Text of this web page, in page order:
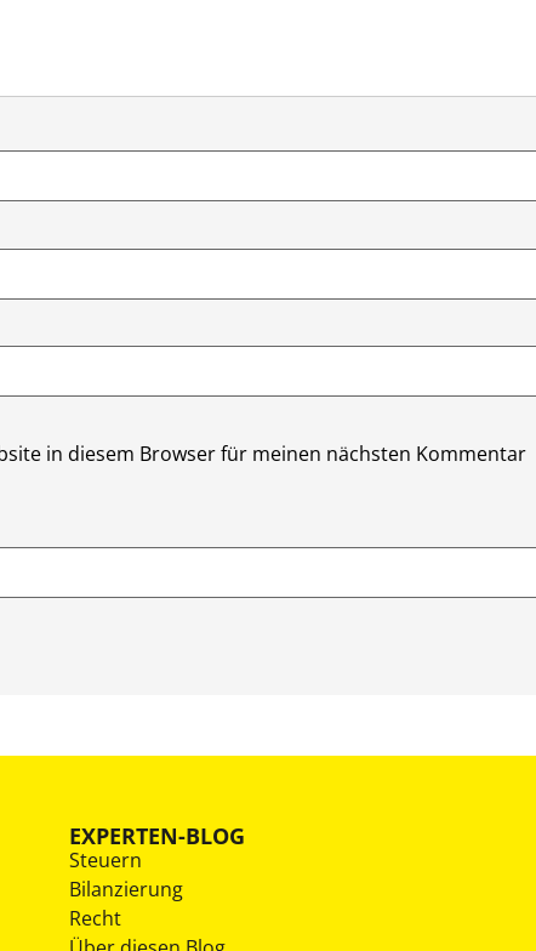
in diesem Browser für meinen nächsten Kommentar
EXPERTEN-BLOG
Steuern
Bilanzierung
Recht